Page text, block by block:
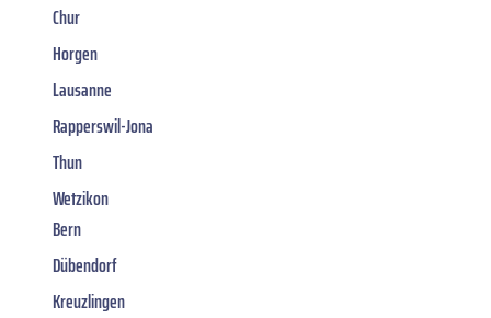
Chur
Horgen
Lausanne
Rapperswil-Jona
Thun
Wetzikon
Bern
Dübendorf
Kreuzlingen